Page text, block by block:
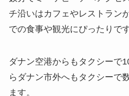
チ沿いはカフェやレストラン
での食事や観光にぴったりです
ダナン空港からもタクシーで
らダナン市外へもタクシーで
ます。